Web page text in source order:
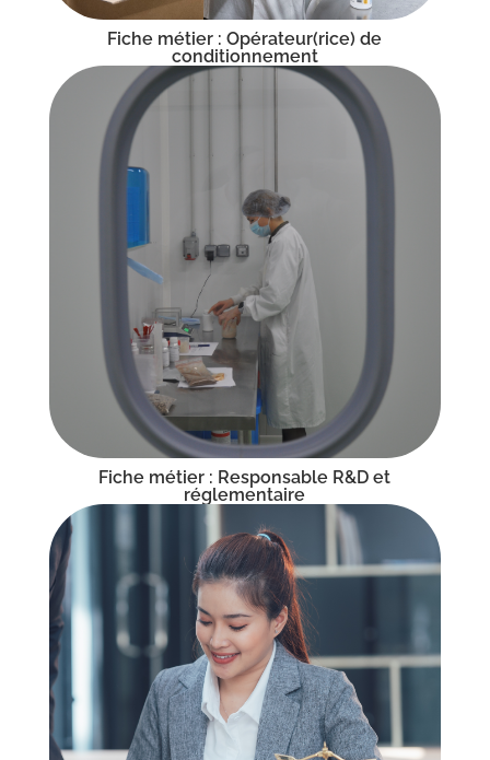
Fiche métier : Opérateur(rice) de
conditionnement
Fiche métier : Responsable R&D et
réglementaire